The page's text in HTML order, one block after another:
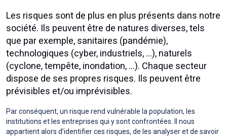
Les risques sont de plus en plus présents dans notre
société. Ils peuvent être de natures diverses, tels
que par exemple, sanitaires (pandémie),
technologiques (cyber, industriels, …), naturels
(cyclone, tempête, inondation, …). Chaque secteur
dispose de ses propres risques. Ils peuvent être
prévisibles et/ou imprévisibles.
Par conséquent, un risque rend vulnérable la population, les
institutions et les entreprises qui y sont confrontées. Il nous
appartient alors d’identifier ces risques, de les analyser et de savoir